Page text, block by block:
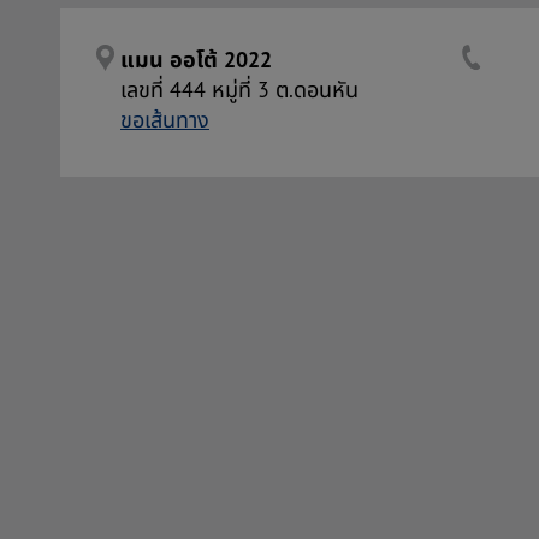
แมน ออโต้ 2022
เลขที่ 444 หมู่ที่ 3 ต.ดอนหัน
ขอเส้นทาง